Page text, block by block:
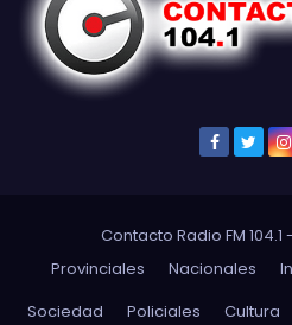
Contacto Radio FM
Provinciales
Nacionales
Sociedad
Policiales Cultura